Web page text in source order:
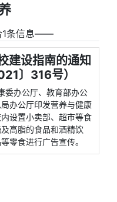
1条信息――
建设指南的通知
〕316号）
委办公厅、教育部办公
办公厅印发营养与健康
设置小卖部、超市等食
高脂的食品和酒精饮
零食进行广告宣传。